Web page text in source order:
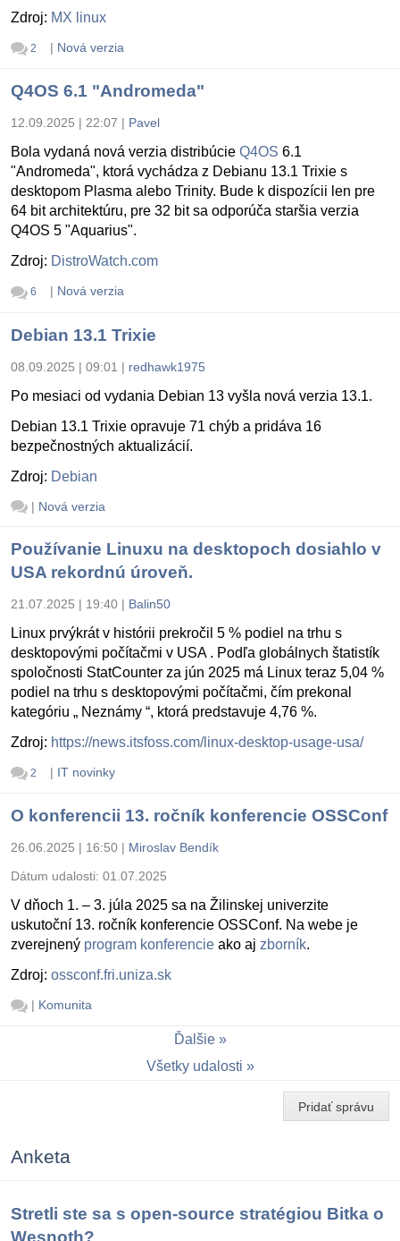
Zdroj: MX linux
2 | Nová verzia
Q4OS 6.1 "Andromeda"
12.09.2025 | 22:07 | Pavel
Bola vydaná nová verzia distribúcie Q4OS 6.1
"Andromeda", ktorá vychádza z Debianu 13.1 Trixie s
desktopom Plasma alebo Trinity. Bude k dispozícii len pre
64 bit architektúru, pre 32 bit sa odporúča staršia verzia
Q4OS 5 "Aquarius".
Zdroj: DistroWatch.com
6 | Nová verzia
Debian 13.1 Trixie
08.09.2025 | 09:01 | redhawk1975
Po mesiaci od vydania Debian 13 vyšla nová verzia 13.1.
Debian 13.1 Trixie opravuje 71 chýb a pridáva 16
bezpečnostných aktualizácií.
Zdroj: Debian
| Nová verzia
Používanie Linuxu na desktopoch dosiahlo v
USA rekordnú úroveň.
21.07.2025 | 19:40 | Balin50
Linux prvýkrát v histórii prekročil 5 % podiel na trhu s
desktopovými počítačmi v USA . Podľa globálnych štatistík
spoločnosti StatCounter za jún 2025 má Linux teraz 5,04 %
podiel na trhu s desktopovými počítačmi, čím prekonal
kategóriu „ Neznámy “, ktorá predstavuje 4,76 %.
Zdroj: https://news.itsfoss.com/linux-desktop-usage-usa/
2 | IT novinky
O konferencii 13. ročník konferencie OSSConf
26.06.2025 | 16:50 | Miroslav Bendík
Dátum udalosti: 01.07.2025
V dňoch 1. – 3. júla 2025 sa na Žilinskej univerzite
uskutoční 13. ročník konferencie OSSConf. Na webe je
zverejnený program konferencie ako aj zborník.
Zdroj: ossconf.fri.uniza.sk
| Komunita
Ďalšie
Všetky udalosti
Pridať správu
Anketa
Stretli ste sa s open-source stratégiou Bitka o
Wesnoth?